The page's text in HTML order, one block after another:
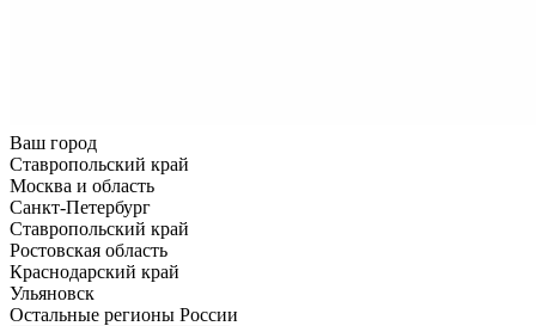
Ваш город
Ставропольский край
Москва и область
Санкт-Петербург
Ставропольский край
Ростовская область
Краснодарский край
Ульяновск
Остальные регионы России